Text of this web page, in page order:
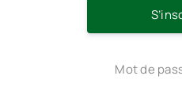
Mot de